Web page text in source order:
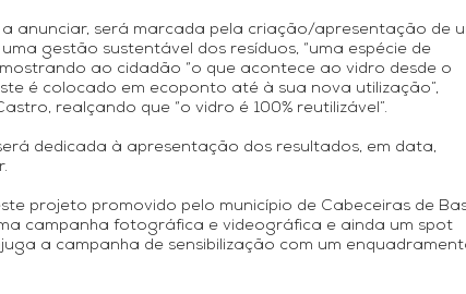
a anunciar, será marcada pela criação/apresentação de
uma gestão sustentável dos resíduos, “uma espécie de
ao cidadão “o que acontece ao vidro desde o
é colocado em ecoponto até à sua nova utilização”,
realçando que “o vidro é 100% reutilizável”.
dedicada à apresentação dos resultados, em data,
projeto promovido pelo município de Cabeceiras de
campanha fotográfica e videográfica e ainda um spot
a campanha de sensibilização com um